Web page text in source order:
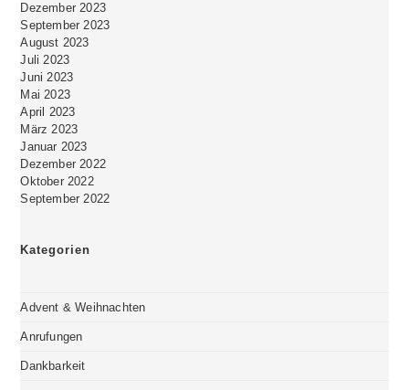
Dezember 2023
September 2023
August 2023
Juli 2023
Juni 2023
Mai 2023
April 2023
März 2023
Januar 2023
Dezember 2022
Oktober 2022
September 2022
Kategorien
Advent & Weihnachten
Anrufungen
Dankbarkeit